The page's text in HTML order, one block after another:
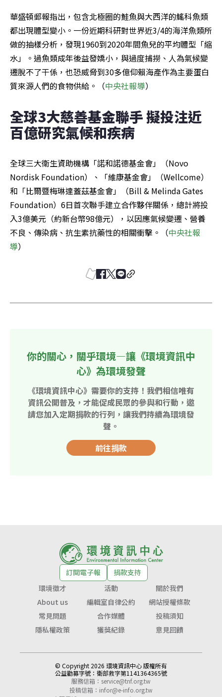
華盛頓郵報指出，包含北極圈的鮭魚與大西洋的鰩科魚類
都出現體型變小。一份近期科研對世界近3/4的海洋魚類所
做的抽樣分析，發現1960到2020年間魚兒的平均體型「縮
水」。過魚類成年後益發嬌小，與過度捕撈、人為氣候變
遷脫不了干係，也恐威脅到30多億仰賴海產作為主要蛋白
質來源人們的食物供給。（中央社報導）
全球3大慈善基金聯手 擬投注近
百億研究氣候和疾病
全球三大衛生資助機構「諾和諾德基金會」（Novo
Nordisk Foundation）、「維康基金會」（Wellcome）
和「比爾暨梅琳達蓋茲基金會」（Bill & Melinda Gates
Foundation）6日首次聯手建立合作夥伴關係，總計將投
入3億美元（約新台幣98億元），以因應氣候變遷、營養
不良、傳染病、抗生素抗藥性的相關衝擊。（中央社報
導）
你的關心，關乎環境—讓《環境資訊中
心》為環境發聲
《環境資訊中心》需要你的支持！我們相信唯有
資訊公開普及，才能促成民眾的參與和行動，邀
請您加入定期捐款的行列，讓我們持續為環境發
聲。
前往捐款
訂閱電子報
捐款支持
環境徵才
活動
關於我們
About us
編輯室自律公約
網站授權條款
常見問題
合作媒體
投稿須知
隱私權政策
獲獎紀錄 意見回饋
© Copyright 2026 環境資訊中心 版權所有
公益勸募字號： 衛部救字第1141364365號
服務信箱： service@tnf.org.tw
投稿信箱： infor@e-info.org.tw